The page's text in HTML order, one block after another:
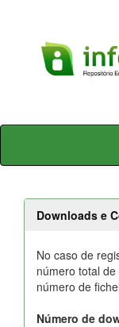
Skip
Downloads e
No caso de
número total
número de
Número de